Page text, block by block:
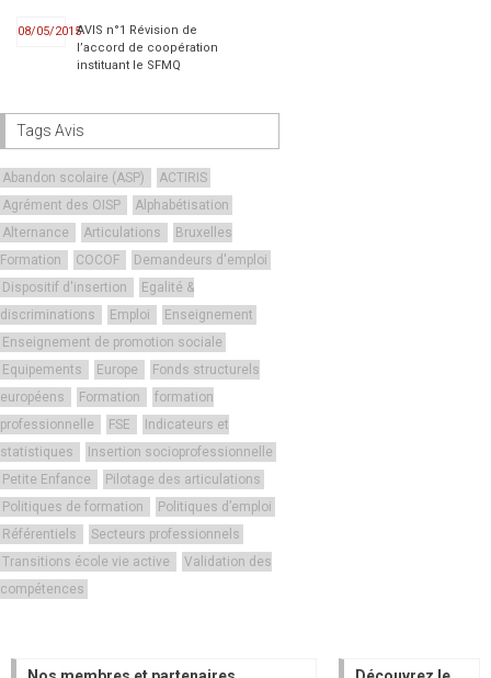
08/05/2015AVIS n°1 Révision de
l’accord de coopération
instituant le SFMQ
Tags Avis
Abandon scolaire (ASP)
ACTIRIS
Agrément des OISP
Alphabétisation
Alternance
Articulations
Bruxelles
Formation
COCOF
Demandeurs d'emploi
Dispositif d'insertion
Egalité &
discriminations
Emploi
Enseignement
Enseignement de promotion sociale
Equipements
Europe
Fonds structurels
européens
Formation
formation
professionnelle
FSE
Indicateurs et
statistiques
Insertion socioprofessionnelle
Petite Enfance
Pilotage des articulations
Politiques de formation
Politiques d’emploi
Référentiels
Secteurs professionnels
Transitions école vie active
Validation des
compétences